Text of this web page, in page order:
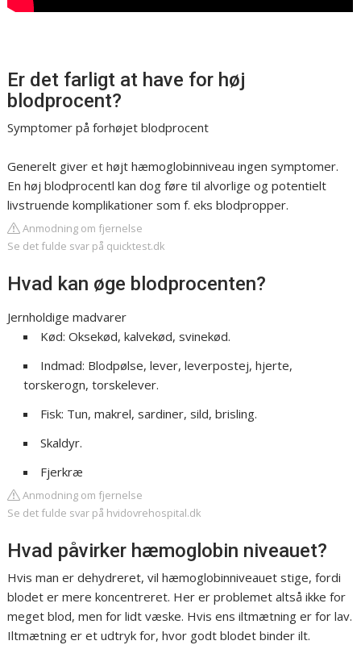
Er det farligt at have for høj
blodprocent?
Symptomer på forhøjet blodprocent
Generelt giver et højt hæmoglobinniveau ingen symptomer.
En høj blodprocentl kan dog føre til alvorlige og potentielt
livstruende komplikationer som f. eks blodpropper.
Anmodning om fjernelse
Se det fulde svar på quicktest.dk
Hvad kan øge blodprocenten?
Jernholdige madvarer
Kød: Oksekød, kalvekød, svinekød.
Indmad: Blodpølse, lever, leverpostej, hjerte,
torskerogn, torskelever.
Fisk: Tun, makrel, sardiner, sild, brisling.
Skaldyr.
Fjerkræ
Anmodning om fjernelse
Se det fulde svar på hvidovrehospital.dk
Hvad påvirker hæmoglobin niveauet?
Hvis man er dehydreret, vil hæmoglobinniveauet stige, fordi
blodet er mere koncentreret. Her er problemet altså ikke for
meget blod, men for lidt væske. Hvis ens iltmætning er for lav.
Iltmætning er et udtryk for, hvor godt blodet binder ilt.